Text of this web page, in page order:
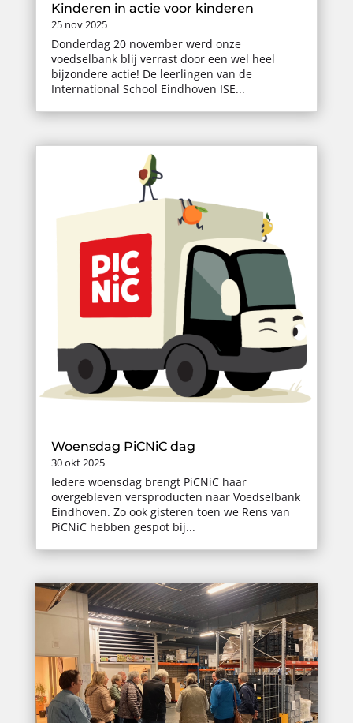
Kinderen in actie voor kinderen
25 nov 2025
Donderdag 20 november werd onze
voedselbank blij verrast door een wel heel
bijzondere actie! De leerlingen van de
International School Eindhoven ISE...
Woensdag PiCNiC dag
30 okt 2025
Iedere woensdag brengt PiCNiC haar
overgebleven versproducten naar Voedselbank
Eindhoven. Zo ook gisteren toen we Rens van
PiCNiC hebben gespot bij...